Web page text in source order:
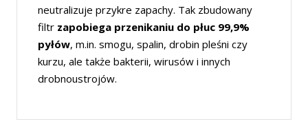
neutralizuje przykre zapachy. Tak zbudowany
filtr zapobiega przenikaniu do płuc 99,9%
pyłów, m.in. smogu, spalin, drobin pleśni czy
kurzu, ale także bakterii, wirusów i innych
drobnoustrojów.